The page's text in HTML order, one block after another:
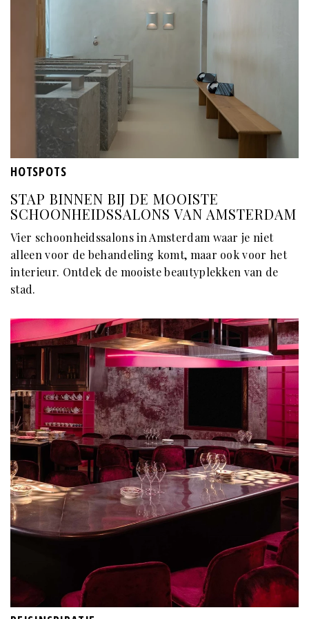
HOTSPOTS
STAP BINNEN BIJ DE MOOISTE
SCHOONHEIDSSALONS VAN AMSTERDAM
Vier schoonheidssalons in Amsterdam waar je niet
alleen voor de behandeling komt, maar ook voor het
interieur. Ontdek de mooiste beautyplekken van de
stad.